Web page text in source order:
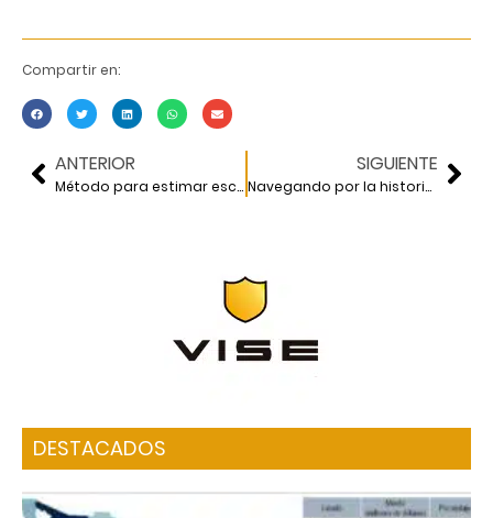
Compartir en:
ANTERIOR
Método para estimar escenarios de inundación
SIGUIENTE
Navegando por la historia del puerto de Veracruz
DESTACADOS